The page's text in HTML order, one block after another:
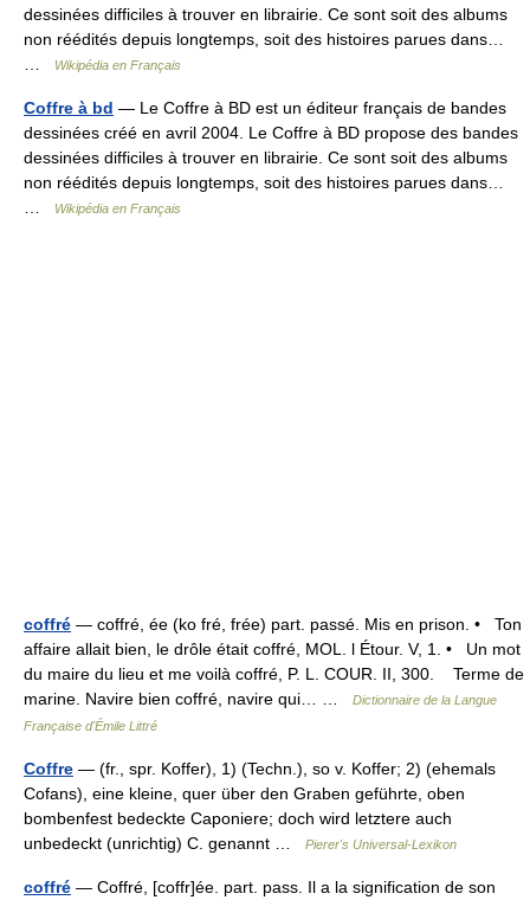
dessinées difficiles à trouver en librairie. Ce sont soit des albums
non réédités depuis longtemps, soit des histoires parues dans…
Wikipédia en Français
Coffre à bd — Le Coffre à BD est un éditeur français de bandes
dessinées créé en avril 2004. Le Coffre à BD propose des bandes
dessinées difficiles à trouver en librairie. Ce sont soit des albums
non réédités depuis longtemps, soit des histoires parues dans…
Wikipédia en Français
coffré — coffré, ée (ko fré, frée) part. passé. Mis en prison. • Ton
affaire allait bien, le drôle était coffré, MOL. l Étour. V, 1. • Un mot
du maire du lieu et me voilà coffré, P. L. COUR. II, 300. Terme de
marine. Navire bien coffré, navire qui… …
Dictionnaire de la Langue
Française d'Émile Littré
Coffre — (fr., spr. Koffer), 1) (Techn.), so v. Koffer; 2) (ehemals
Cofans), eine kleine, quer über den Graben geführte, oben
bombenfest bedeckte Caponiere; doch wird letztere auch
unbedeckt (unrichtig) C. genannt …
Pierer's Universal-Lexikon
coffré — Coffré, [coffr]ée. part. pass. Il a la signification de son